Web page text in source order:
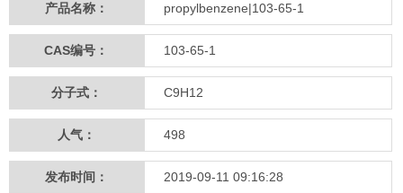
产品名称： propylbenzene|103-65-1
CAS编号： 103-65-1
分子式： C9H12
人气： 498
发布时间： 2019-09-11 09:16:28